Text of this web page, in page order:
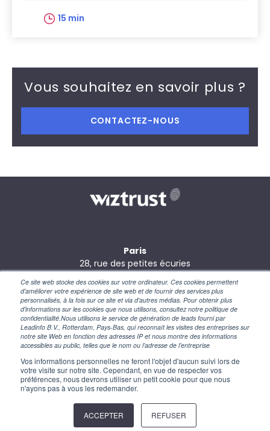
Ce site web stocke des cookies sur votre ordinateur. Ces cookies permettent
d'améliorer votre expérience de site web et de fournir des services plus
personnalisés, à la fois sur ce site et via d'autres médias. Pour obtenir plus
d'informations sur les cookies que nous utilisons, consultez notre politique de
confidentialité.Nous utilisons le service de génération de leads fourni par
Leadinfo B.V., Rotterdam, Pays-Bas, qui reconnaît les visites des entreprises sur
notre site Web en fonction des adresses IP et nous montre des informations
accessibles au public, telles que le nom ou l’adresse de l’entreprise
Vos informations personnelles ne feront l'objet d'aucun suivi lors de
votre visite sur notre site. Cependant, en vue de respecter vos
préférences, nous devrons utiliser un petit cookie pour que nous
n'ayons pas à vous les redemander.
ACCEPTER REFUSER
15 min
Vous souhaitez en savoir plus ?
CONTACTEZ-NOUS
Paris
28, rue des petites écuries
New York
110 Wall Street
NY 10005 – USA
© 2026 Wiztrust –Mentions Légales–
Confidentialité